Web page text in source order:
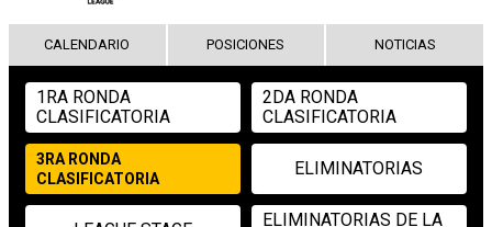
CALENDARIO POSICIONES NOTICIAS
1RA RONDA
CLASIFICATORIA
2DA RONDA
CLASIFICATORIA
3RA RONDA
CLASIFICATORIA
ELIMINATORIAS
ELIMINATORIAS DE LA